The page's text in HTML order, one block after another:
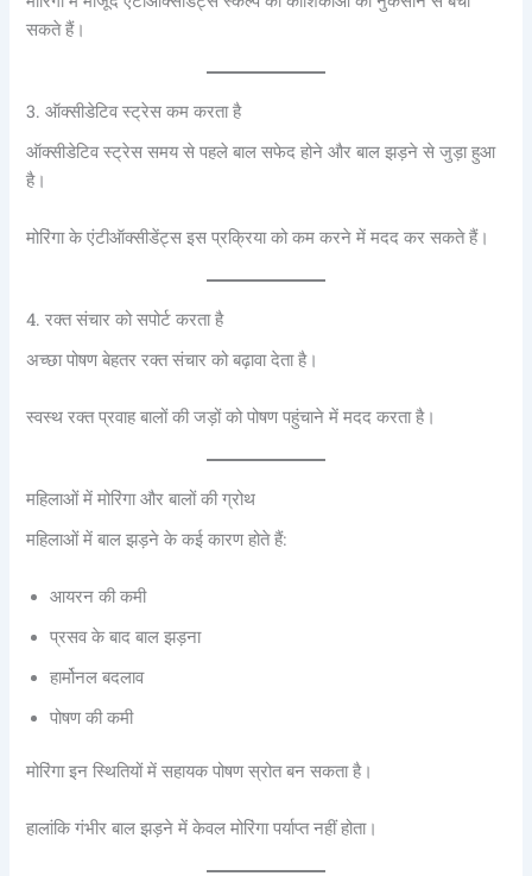
सकते हैं।
3. ऑक्सीडेटिव स्ट्रेस कम करता है
ऑक्सीडेटिव स्ट्रेस समय से पहले बाल सफेद होने और बाल झड़ने से जुड़ा हुआ
है।
मोरिंगा के एंटीऑक्सीडेंट्स इस प्रक्रिया को कम करने में मदद कर सकते हैं।
4. रक्त संचार को सपोर्ट करता है
अच्छा पोषण बेहतर रक्त संचार को बढ़ावा देता है।
स्वस्थ रक्त प्रवाह बालों की जड़ों को पोषण पहुंचाने में मदद करता है।
महिलाओं में मोरिंगा और बालों की ग्रोथ
महिलाओं में बाल झड़ने के कई कारण होते हैं:
आयरन की कमी
प्रसव के बाद बाल झड़ना
हार्मोनल बदलाव
पोषण की कमी
मोरिंगा इन स्थितियों में सहायक पोषण स्रोत बन सकता है।
हालांकि गंभीर बाल झड़ने में केवल मोरिंगा पर्याप्त नहीं होता।